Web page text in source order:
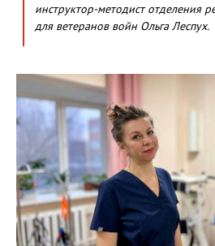
инструктор-методист отделения
для ветеранов войн Ольга Леспух.